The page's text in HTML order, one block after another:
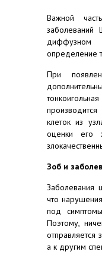
Важной
заболеваний
диффузном
определение
При
клеток из
оценки его
Зоб и
Заболевания
что
под
Поэтому,
а к другим